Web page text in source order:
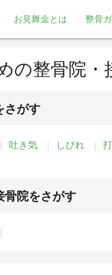
お見舞金とは 整骨
の整骨院・
さがす
吐き気 しびれ
骨院をさがす